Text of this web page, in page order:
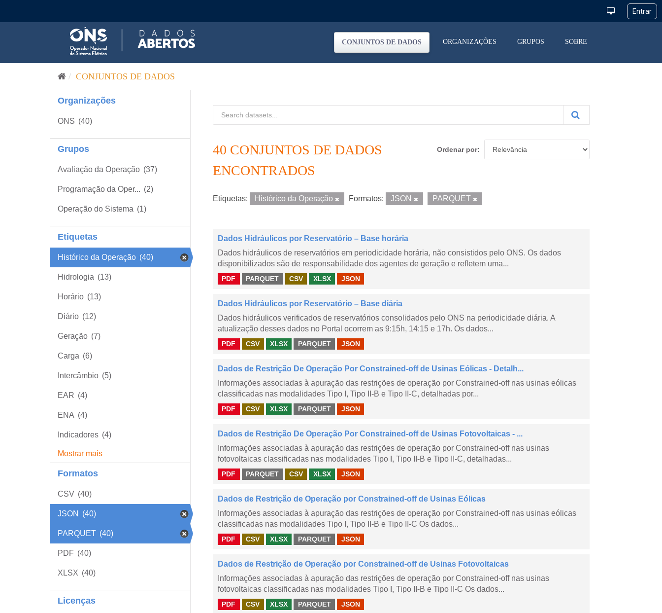
CONJUNTOS DE DADOS ORGANIZAÇÕES GRUPOS SOBRE
CONJUNTOS DE DADOS
Organizações
ONS (40)
Grupos
Avaliação da Operação (37)
Programação da Oper... (2)
Operação do Sistema (1)
Etiquetas
Histórico da Operação (40)
Hidrologia (13)
Horário (13)
Diário (12)
Geração (7)
Carga (6)
Intercâmbio (5)
EAR (4)
ENA (4)
Indicadores (4)
Mostrar mais
Formatos
CSV (40)
JSON (40)
PARQUET (40)
PDF (40)
XLSX (40)
Licenças
Ordenar por
40 CONJUNTOS DE DADOS
ENCONTRADOS
Etiquetas: Histórico da Operação Formatos: JSON PARQUET
Dados Hidráulicos por Reservatório – Base horária
Dados hidráulicos de reservatórios em periodicidade horária, não consistidos pelo ONS. Os dados
disponibilizados são de responsabilidade dos agentes de geração e refletem uma...
PDF PARQUET CSV XLSX JSON
Dados Hidráulicos por Reservatório – Base diária
Dados hidráulicos verificados de reservatórios consolidados pelo ONS na periodicidade diária. A
atualização desses dados no Portal ocorrem as 9:15h, 14:15 e 17h. Os dados...
PDF CSV XLSX PARQUET JSON
Dados de Restrição De Operação Por Constrained-off de Usinas Eólicas - Detalh...
Informações associadas à apuração das restrições de operação por Constrained-off nas usinas eólicas
classificadas nas modalidades Tipo I, Tipo II-B e Tipo II-C, detalhadas por...
PDF CSV XLSX PARQUET JSON
Dados de Restrição De Operação Por Constrained-off de Usinas Fotovoltaicas - ...
Informações associadas à apuração das restrições de operação por Constrained-off nas usinas
fotovoltaicas classificadas nas modalidades Tipo I, Tipo II-B e Tipo II-C, detalhadas...
PDF PARQUET CSV XLSX JSON
Dados de Restrição de Operação por Constrained-off de Usinas Eólicas
Informações associadas à apuração das restrições de operação por Constrained-off nas usinas eólicas
classificadas nas modalidades Tipo I, Tipo II-B e Tipo II-C Os dados...
PDF CSV XLSX PARQUET JSON
Dados de Restrição de Operação por Constrained-off de Usinas Fotovoltaicas
Informações associadas à apuração das restrições de operação por Constrained-off nas usinas
fotovoltaicas classificadas nas modalidades Tipo I, Tipo II-B e Tipo II-C Os dados...
PDF CSV XLSX PARQUET JSON